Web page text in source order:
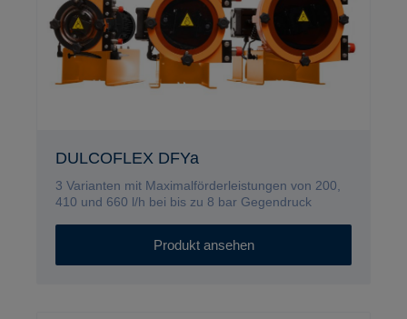
DULCOFLEX DFYa
3 Varianten mit Maximalförderleistungen von 200,
410 und 660 l/h bei bis zu 8 bar Gegendruck
Produkt ansehen